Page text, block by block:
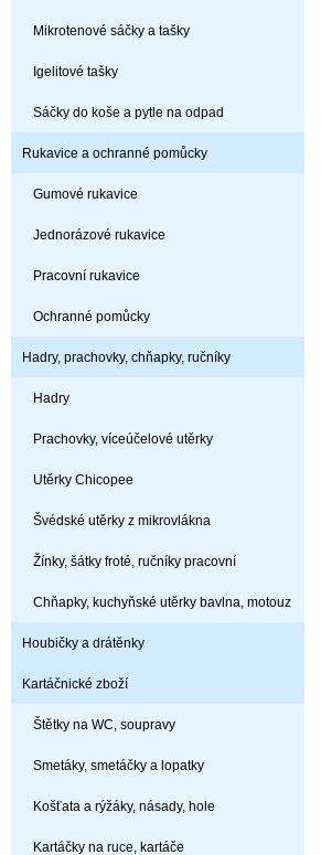
Mikrotenové sáčky a tašky
Igelitové tašky
Sáčky do koše a pytle na odpad
Rukavice a ochranné pomůcky
Gumové rukavice
Jednorázové rukavice
Pracovní rukavice
Ochranné pomůcky
Hadry, prachovky, chňapky, ručníky
Hadry
Prachovky, víceúčelové utěrky
Utěrky Chicopee
Švédské utěrky z mikrovlákna
Žínky, šátky froté, ručníky pracovní
Chňapky, kuchyňské utěrky bavlna, motouz
Houbičky a drátěnky
Kartáčnické zboží
Štětky na WC, soupravy
Smetáky, smetáčky a lopatky
Košťata a rýžáky, násady, hole
Kartáčky na ruce, kartáče